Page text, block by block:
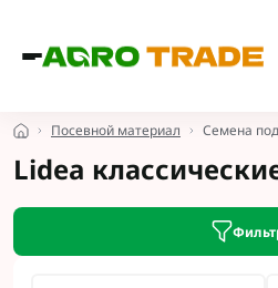
Посевной материал Семена
Lidea